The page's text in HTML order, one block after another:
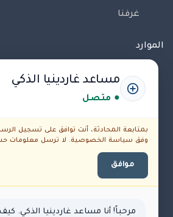
غرفنا
الموارد
المدونة
FAQs
Medical Disclaimer
الشروط والأحكام
مساعد غاردينيا الذكي
● متصل
بمتابعة المحادثة، أنت توافق على تسجيل
وفق سياسة الخصوصية. لا ترسل معلومات
موافق
مرحباً! أنا مساعد غاردينيا الذكي.